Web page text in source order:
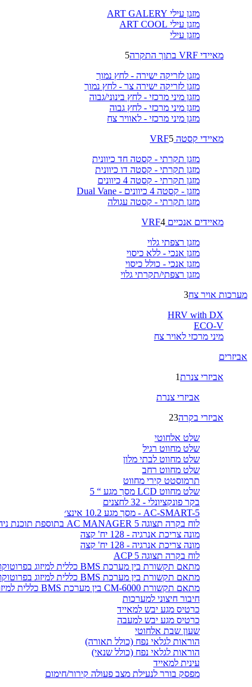
מזגן עילי ART GALERY
מזגן עילי ART COOL
מזגן עילי
מאיידי VRF בתוך התקרה
5
מזגן לזריקה ישירה - לחץ נמוך
מזגן לזריקה ישירה צר - לחץ נמוך
מזגן מיני מרכזי - לחץ בינוני/גבוה
מזגן מיני מרכזי - לחץ גבוה
מזגן מיני מרכזי - לאוויר צח
מאיידי קסטה VRF 5
מזגן תקרתי - קסטה חד כיוונית
מזגן תקרתי - קסטה דו כיוונית
מזגן תקרתי - קסטה 4 כיוונים
מזגן - קסטה 4 כיוונים - Dual Vane
מזגן תקרתי - קסטה עגולה
מאיידים אנכיים VRF 4
מזגן רצפתי גלוי
מזגן אנכי - ללא כיסוי
מזגן אנכי - כולל כיסוי
מזגן רצפתי/תקרתי גלוי
מערכות אויר צח3
HRV with DX
ECO-V
מיני מרכזי לאויר צח
אביזרים
אביזרי צנרת1
אביזרי צנרת
אביזרי בקרה23
שלט אלחוטי
שלט מחווט רגיל
שלט מחווט לבתי מלון
שלט מחווט רחב
תרמוסטט קירי מחווט
שלט מחווט LCD מסך מגע “ 5
בקר פונקציונלי - 32 לחצנים
AC-SMART-5 - מסך מגע 10.2 אינצ׳
לוח בקרה תצוגה AC MANAGER 5 בתוספת תוכנת ניהול
מונה צריכת אנרגיה - 128 יח' קצה
מונה צריכת אנרגיה - 128 יח' קצה
לוח בקרה תצוגה ACP 5
מתאם תקשורת בין מערכת BMS כללית למיזוג בפרוטוקול LonWorks
מתאם תקשורת בין מערכת BMS כללית למיזוג בפרוטוקול BACnet
מתאם תקשורת CM-6000 בין מערכת BMS כללית למיזוג בפרוטוקול MODBUS
חיבור חיצוני למערכות
כרטיס מגע יבש למאייד
כרטיס מגע יבש למעבה
שעון שבת אלחוטי
הוראות לגלאי נפח (כולל תאורה)
הוראות לגלאי נפח (כולל שנאי)
עינית למאייד
מפסק בורר לנעילת מצב פעולה קירור/חימום